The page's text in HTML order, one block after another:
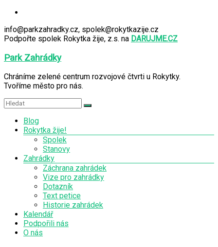
Skip
content
info@parkzahradky.cz, spolek@rokytkazije.cz
Podpořte spolek Rokytka žije, z.s. na DARUJME.CZ
Park Zahrádky
Chráníme zelené centrum rozvojové čtvrti u Rokytky.
Tvoříme město pro nás.
Menu
Blog
Rokytka žije!
Spolek
Stanovy
Zahrádky
Záchrana zahrádek
Vize pro zahrádky
Dotazník
Text petice
Historie zahrádek
Kalendář
Podpořili nás
O nás